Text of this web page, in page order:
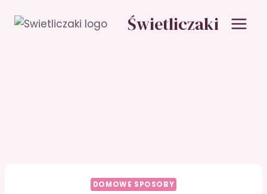
Świetliczaki
DOMOWE SPOSOBY